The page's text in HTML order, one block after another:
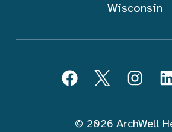
Wisconsin
FacebookTwitterInstagram
© 2026 ArchWell